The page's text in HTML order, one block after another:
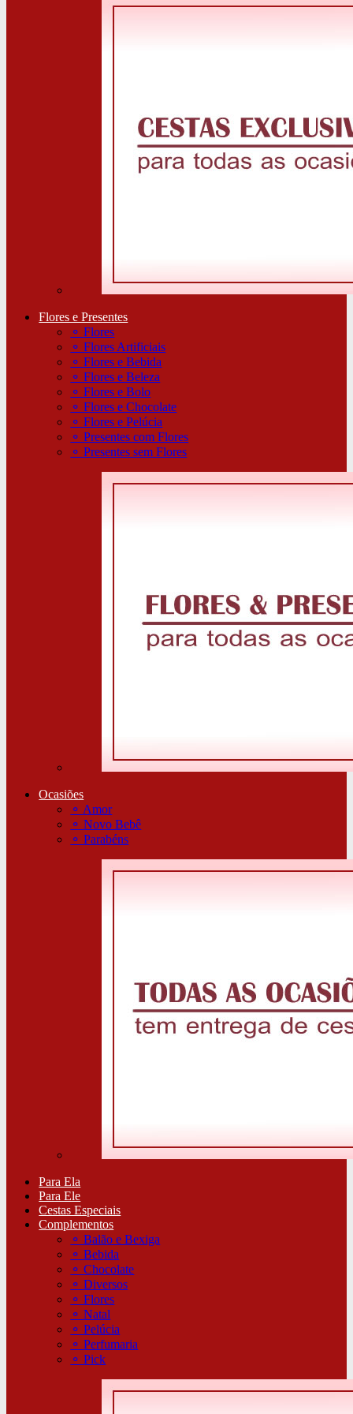
Flores e Presentes
⚬Flores
⚬Flores Artificiais
⚬Flores e Bebida
⚬Flores e Beleza
⚬Flores e Bolo
⚬Flores e Chocolate
⚬Flores e Pelúcia
⚬Presentes com Flores
⚬Presentes sem Flores
Ocasiões
⚬ Amor
⚬Novo Bebê
⚬Parabéns
Para Ela
Para Ele
Cestas Especiais
Complementos
⚬Balão e Bexiga
⚬Bebida
⚬Chocolate
⚬Diversos
⚬Flores
⚬Natal
⚬Pelúcia
⚬Perfumaria
⚬Pick